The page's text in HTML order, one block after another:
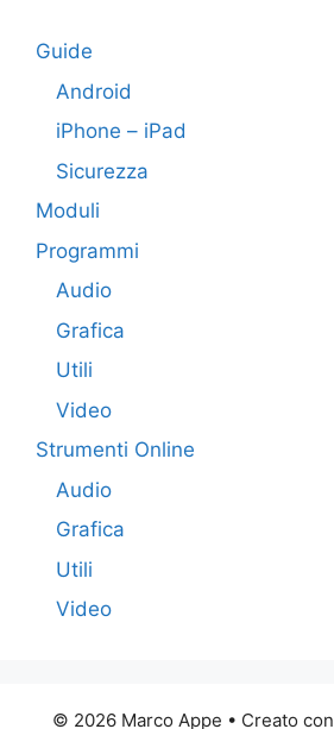
Guide
Android
iPhone – iPad
Sicurezza
Moduli
Programmi
Audio
Grafica
Utili
Video
Strumenti Online
Audio
Grafica
Utili
Video
© 2026 Marco Appe • Creato con